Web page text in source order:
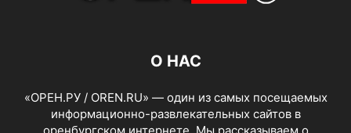
О НАС
«ОРЕН.РУ / OREN.RU» — один из самых посещаемых
информационно-развлекательных сайтов в